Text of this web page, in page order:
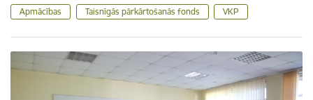
Apmācības Taisnīgās pārkārtošanās fonds VKP